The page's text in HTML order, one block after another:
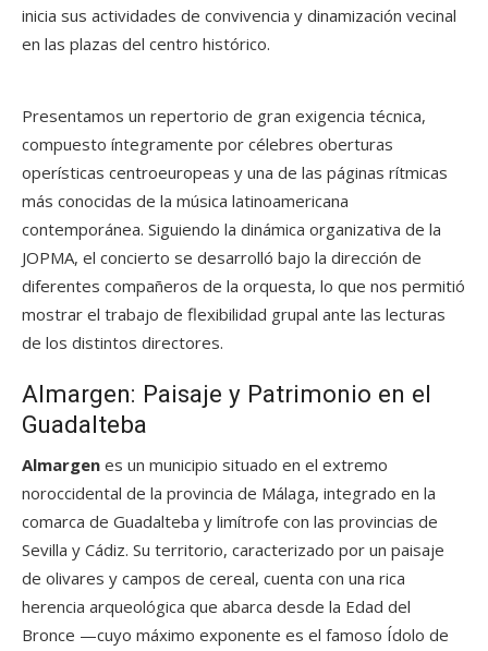
inicia sus actividades de convivencia y dinamización vecinal
en las plazas del centro histórico.
Presentamos un repertorio de gran exigencia técnica,
compuesto íntegramente por célebres oberturas
operísticas centroeuropeas y una de las páginas rítmicas
más conocidas de la música latinoamericana
contemporánea. Siguiendo la dinámica organizativa de la
JOPMA, el concierto se desarrolló bajo la dirección de
diferentes compañeros de la orquesta, lo que nos permitió
mostrar el trabajo de flexibilidad grupal ante las lecturas
de los distintos directores.
Almargen: Paisaje y Patrimonio en el
Guadalteba
Almargen es un municipio situado en el extremo
noroccidental de la provincia de Málaga, integrado en la
comarca de Guadalteba y limítrofe con las provincias de
Sevilla y Cádiz. Su territorio, caracterizado por un paisaje
de olivares y campos de cereal, cuenta con una rica
herencia arqueológica que abarca desde la Edad del
Bronce —cuyo máximo exponente es el famoso Ídolo de